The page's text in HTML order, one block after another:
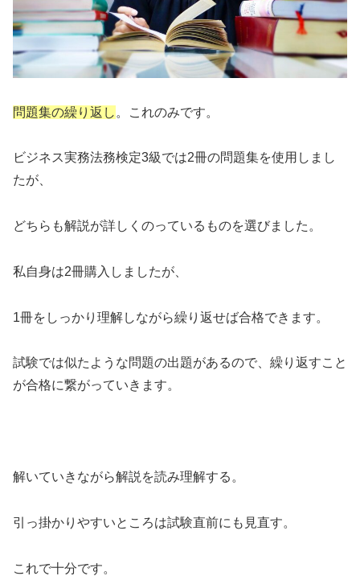
問題集の繰り返し 。これのみです。
ビジネス実務法務検定3級では2冊の問題集を使用しまし
たが、
どちらも解説が詳しくのっているものを選びました。
私自身は2冊購入しましたが、
1冊をしっかり理解しながら繰り返せば合格できます。
試験では似たような問題の出題があるので、繰り返すこと
が合格に繋がっていきます。
解いていきながら解説を読み理解する。
引っ掛かりやすいところは試験直前にも見直す。
これで十分です。